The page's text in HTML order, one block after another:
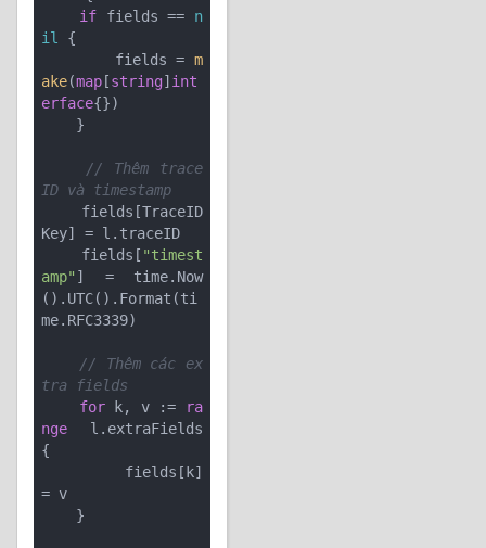
if fields == n
il
{
        fields =
m
ake(map [string] int
erface{})
// Thêm trace
ID và timestamp
Key] = l.traceID
    fields[
"timest
amp" ] = time.Now
().UTC().Format(ti
me.RFC3339)
// Thêm các ex
tra fields
for k, v :=
ra
nge l.extraFields
{
= v